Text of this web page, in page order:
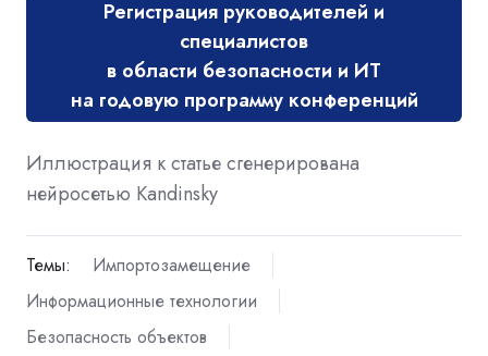
Регистрация руководителей и
специалистов
в области безопасности и ИТ
на годовую программу конференций
Иллюстрация к статье сгенерирована
нейросетью Kandinsky
Темы:
Импортозамещение
Информационные технологии
Безопасность объектов